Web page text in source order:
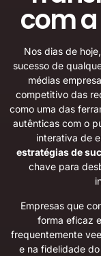
com
Nos dias de
sucesso de
médias
competitivo das
como uma das
autênticas com o
interativa de
estratégias de
chave para
Empresas que
forma eficaz
frequentemente
e na fidelidade